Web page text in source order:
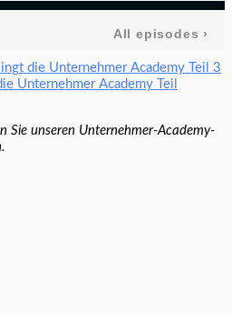
die Unternehmer Academy Teil 3
Unternehmer Academy Teil
Sie unseren Unternehmer-Academy-